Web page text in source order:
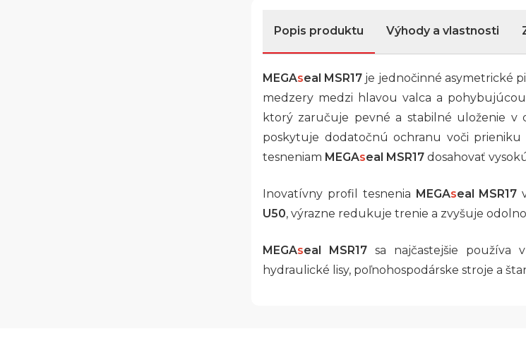
Popis produktu Výhody a vlastnosti
MEGAseal MSR17 je jednočinné asymetrické
medzery medzi hlavou valca a
ktorý zaručuje pevné a stabilné uloženie v
poskytuje dodatočnú ochranu voči
tesneniam MEGAseal MSR17 dosahovať
Inovatívny profil tesnenia MEGAseal MSR17
U50, výrazne redukuje trenie a zvyšuje
MEGAseal MSR17sa najčastejšie používa
hydraulické lisy, poľnohospodárske stroje a